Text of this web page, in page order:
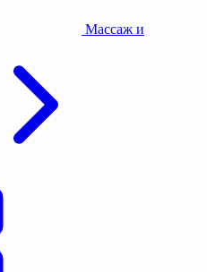
Массаж и